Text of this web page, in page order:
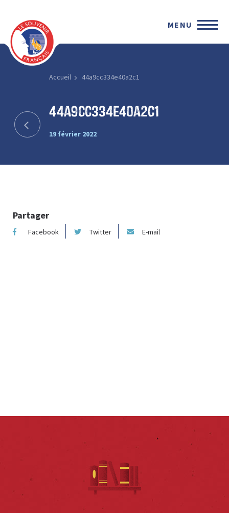
MENU
Accueil 44a9cc334e40a2c1
44a9cc334e40a2c1
19 février 2022
Partager
Facebook Twitter E-mail